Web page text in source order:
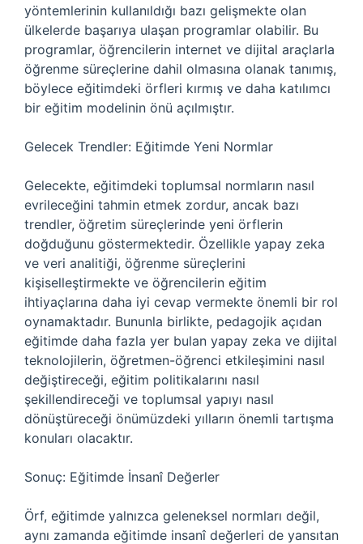
yöntemlerinin kullanıldığı bazı gelişmekte olan
ülkelerde başarıya ulaşan programlar olabilir. Bu
programlar, öğrencilerin internet ve dijital araçlarla
öğrenme süreçlerine dahil olmasına olanak tanımış,
böylece eğitimdeki örfleri kırmış ve daha katılımcı
bir eğitim modelinin önü açılmıştır.
Gelecek Trendler: Eğitimde Yeni Normlar
Gelecekte, eğitimdeki toplumsal normların nasıl
evrileceğini tahmin etmek zordur, ancak bazı
trendler, öğretim süreçlerinde yeni örflerin
doğduğunu göstermektedir. Özellikle yapay zeka
ve veri analitiği, öğrenme süreçlerini
kişiselleştirmekte ve öğrencilerin eğitim
ihtiyaçlarına daha iyi cevap vermekte önemli bir rol
oynamaktadır. Bununla birlikte, pedagojik açıdan
eğitimde daha fazla yer bulan yapay zeka ve dijital
teknolojilerin, öğretmen-öğrenci etkileşimini nasıl
değiştireceği, eğitim politikalarını nasıl
şekillendireceği ve toplumsal yapıyı nasıl
dönüştüreceği önümüzdeki yılların önemli tartışma
konuları olacaktır.
Sonuç: Eğitimde İnsanî Değerler
Örf, eğitimde yalnızca geleneksel normları değil,
aynı zamanda eğitimde insanî değerleri de yansıtan